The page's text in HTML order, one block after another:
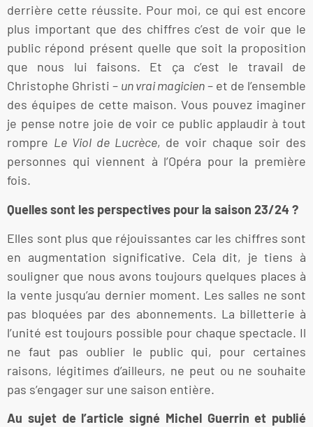
derrière cette réussite. Pour moi, ce qui est encore
plus important que des chiffres c’est de voir que le
public répond présent quelle que soit la proposition
que nous lui faisons. Et ça c’est le travail de
Christophe Ghristi – un vrai magicien– et de l’ensemble
des équipes de cette maison. Vous pouvez imaginer
je pense notre joie de voir ce public applaudir à tout
rompre Le Viol de Lucrèce, de voir chaque soir des
personnes qui viennent à l’Opéra pour la première
fois.
Quelles sont les perspectives pour la saison 23/24 ?
Elles sont plus que réjouissantes car les chiffres sont
en augmentation significative. Cela dit, je tiens à
souligner que nous avons toujours quelques places à
la vente jusqu’au dernier moment. Les salles ne sont
pas bloquées par des abonnements. La billetterie à
l’unité est toujours possible pour chaque spectacle. Il
ne faut pas oublier le public qui, pour certaines
raisons, légitimes d’ailleurs, ne peut ou ne souhaite
pas s’engager sur une saison entière.
Au sujet de l’article signé Michel Guerrin et publié